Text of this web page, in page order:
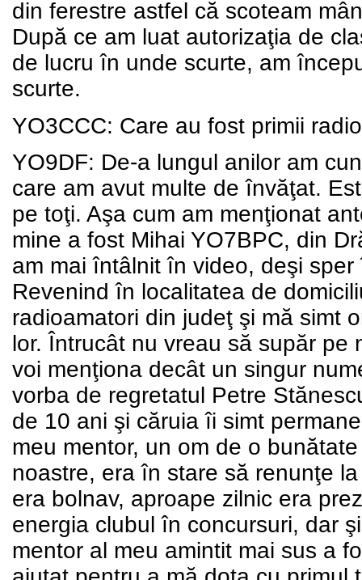
din ferestre astfel că scoteam
După ce am luat autorizaţia de
de lucru în unde scurte, am
scurte.
YO3CCC: Care au fost primii
YO9DF: De-a lungul anilor am
care am avut multe de învăţat.
pe toţi. Aşa cum am menţionat
mine a fost Mihai YO7BPC, din
am mai întâlnit în video, deşi
Revenind în localitatea de
radioamatori din judeţ şi mă simt
lor. Întrucât nu vreau să supăr pe
voi menţiona decât un singur
vorba de regretatul Petre
de 10 ani şi căruia îi simt
meu mentor, un om de o
noastre, era în stare să renunţe
era bolnav, aproape zilnic era
energia clubul în concursuri, dar
mentor al meu amintit mai sus a